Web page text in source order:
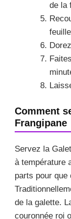
de la
Comment
Frangipane
Servez la
à température
parts pour que
de la galette.
couronnée roi